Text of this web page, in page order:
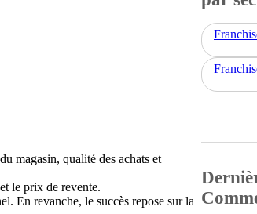
magasin, qualité des achats et
le prix de revente.
En revanche, le succès repose sur la